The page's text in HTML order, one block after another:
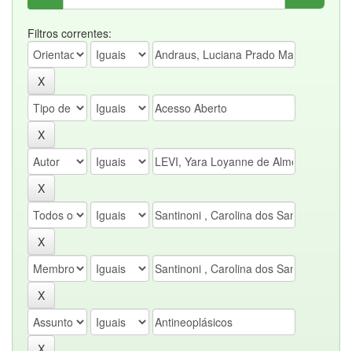
Filtros correntes: